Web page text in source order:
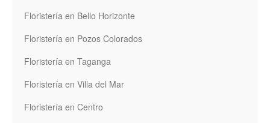
Floristería en Bello Horizonte
Floristería en Pozos Colorados
Floristería en Taganga
Floristería en Villa del Mar
Floristería en Centro